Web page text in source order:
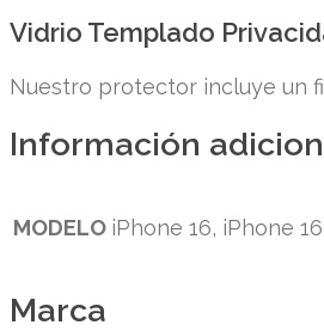
Vidrio Templado
Nuestro protector incluye un
Información
MODELO iPhone 16, iPhone
Marca